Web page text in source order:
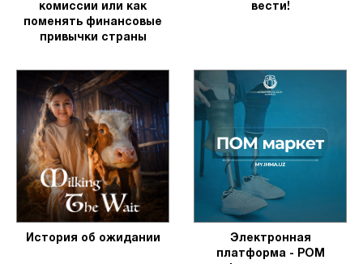
комиссии или как
поменять финансовые
привычки страны
вести!
История об ожидании
Электронная
платформа - POM